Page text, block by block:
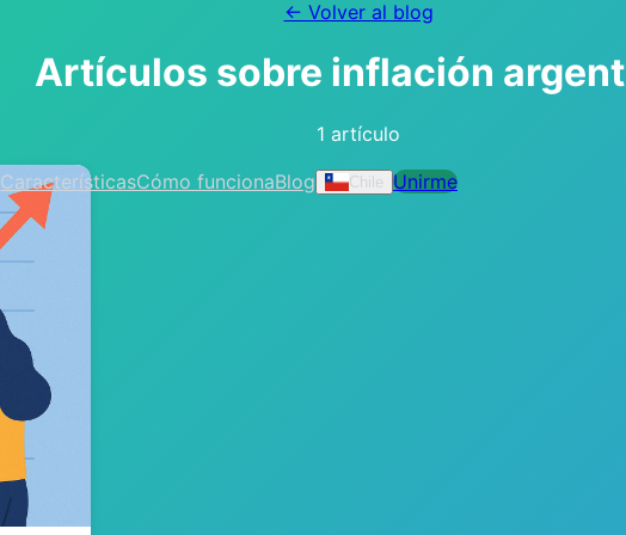
CaracterísticasCómo funcionaBlog Chile Unirme
← Volver al blog
Artículos sobre inflación
1 artículo